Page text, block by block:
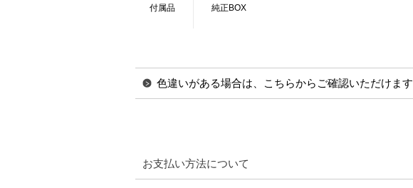
付属品 純正BOX
色違いがある場合は、こちらからご確認いただけます
お支払い方法について